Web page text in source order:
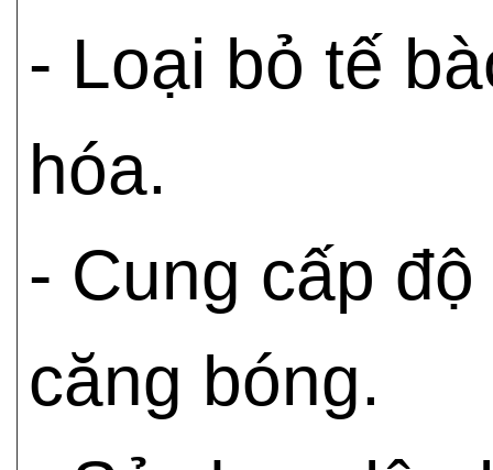
- Loại bỏ tế
hóa.
- Cung cấp
căng bóng.